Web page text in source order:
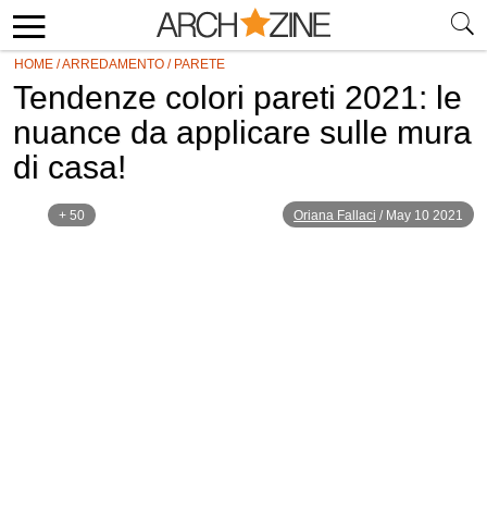
HOME /ARREDAMENTO / PARETE
Tendenze colori pareti 2021: le
nuance da applicare sulle mura
di casa!
+ 50 Oriana Fallaci / May 10 2021